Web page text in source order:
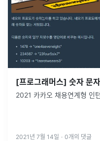
[프로그래머스] 숫자 문
2021 카카오 채용연계형 인
2021년 7월 14일 · 0개의 댓글